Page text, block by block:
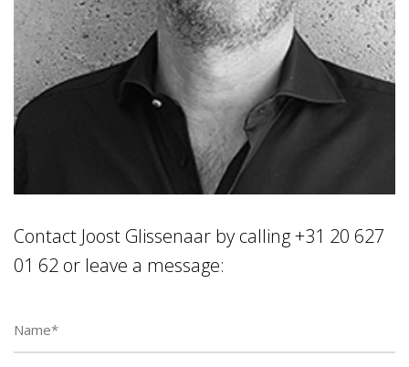
Contact Joost Glissenaar by calling +31 20 627
01 62 or leave a message: